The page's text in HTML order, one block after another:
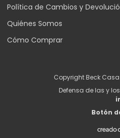
Política de Cambios y
Quiénes Somos
Cómo Comprar
Copyright Beck
Defensa de las y
Botón